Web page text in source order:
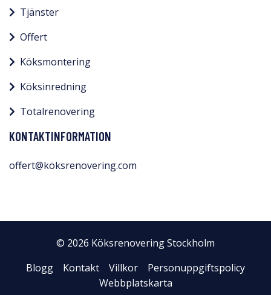
Tjänster
Offert
Köksmontering
Köksinredning
Totalrenovering
KONTAKTINFORMATION
offert@köksrenovering.com
© 2026 Köksrenovering Stockholm
Blogg
Kontakt Villkor
Personuppgiftspolicy
Webbplatskarta